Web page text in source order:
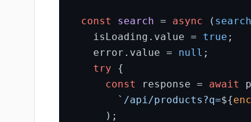
const search = async (
    isLoading.
value = true ;
    error.
value = null ;
try {
const
response = await
`/api/products?q=${
      );